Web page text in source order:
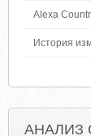
Alexa
История
АНАЛИЗ